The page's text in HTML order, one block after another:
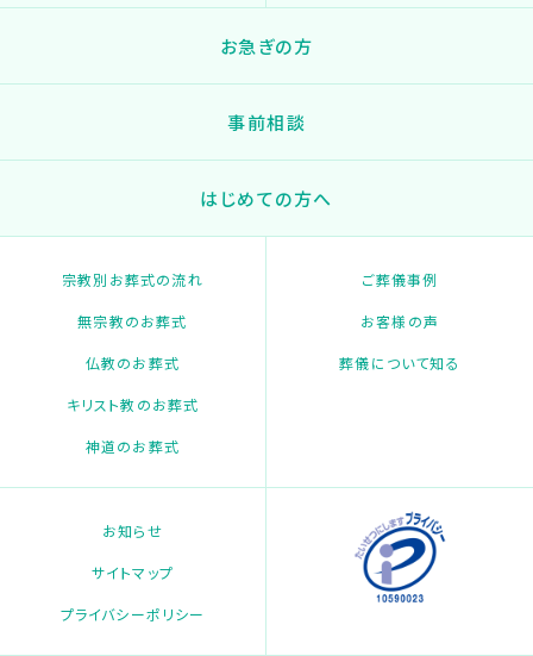
お急ぎの方
事前相談
はじめての方へ
宗教別お葬式の流れ
無宗教のお葬式
仏教のお葬式
キリスト教のお葬式
神道のお葬式
ご葬儀事例
お客様の声
葬儀について知る
お知らせ
サイトマップ
プライバシーポリシー